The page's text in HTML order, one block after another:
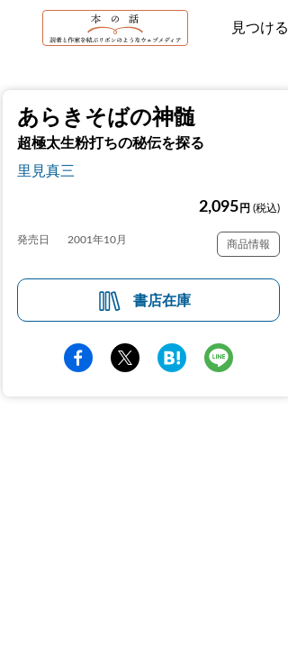
見つける
あらきそばの神髄
超極太生粉打ちの秘伝を探る
里見真三
2,095 円 (税込)
発売日 2001年10月 商品情報
書店在庫